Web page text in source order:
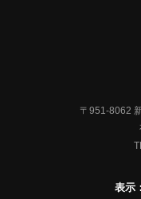
〒951-8062
表示